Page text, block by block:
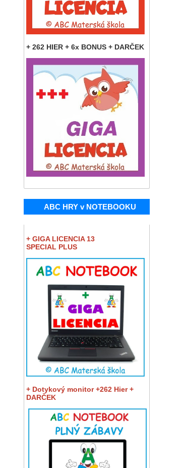
+ 262 HIER + 6x BONUS + DARČEK
ABC HRY v NOTEBOOKU
+ GIGA LICENCIA 13
SPECIAL PLUS
+ Dotykový monitor +262 Hier +
DARČEK